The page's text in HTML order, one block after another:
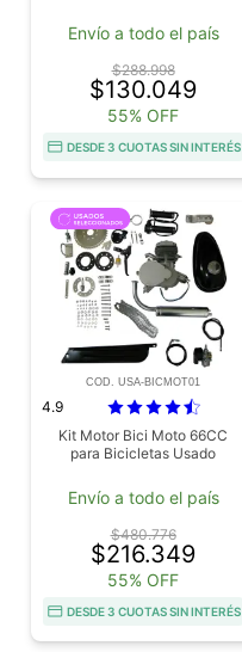
Envío a todo el país
$288.998
$130.049
55% OFF
DESDE 3 CUOTAS SIN INTERÉS
COD. USA-BICMOT01
4.9
Kit Motor Bici Moto 66CC
para Bicicletas Usado
Envío a todo el país
$480.776
$216.349
55% OFF
DESDE 3 CUOTAS SIN INTERÉS